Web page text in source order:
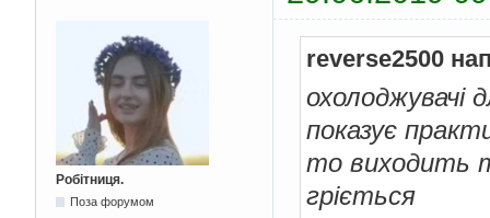
Робітниця.
Поза форумом
reverse2500
охолоджувачі
показує
то виходить
гріється